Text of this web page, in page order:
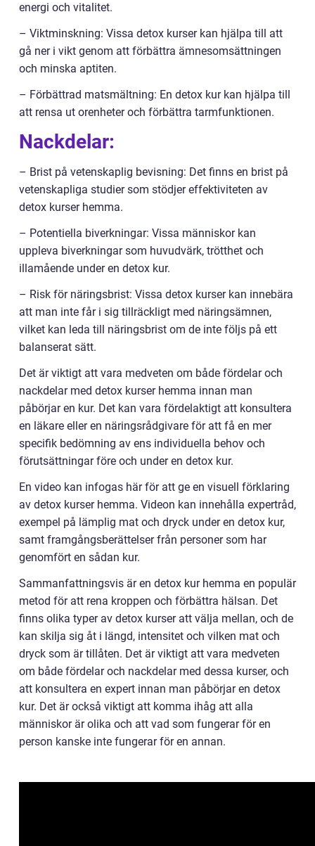
energi och vitalitet.
– Viktminskning: Vissa detox kurser kan hjälpa till att
gå ner i vikt genom att förbättra ämnesomsättningen
och minska aptiten.
– Förbättrad matsmältning: En detox kur kan hjälpa till
att rensa ut orenheter och förbättra tarmfunktionen.
Nackdelar:
– Brist på vetenskaplig bevisning: Det finns en brist på
vetenskapliga studier som stödjer effektiviteten av
detox kurser hemma.
– Potentiella biverkningar: Vissa människor kan
uppleva biverkningar som huvudvärk, trötthet och
illamående under en detox kur.
– Risk för näringsbrist: Vissa detox kurser kan innebära
att man inte får i sig tillräckligt med näringsämnen,
vilket kan leda till näringsbrist om de inte följs på ett
balanserat sätt.
Det är viktigt att vara medveten om både fördelar och
nackdelar med detox kurser hemma innan man
påbörjar en kur. Det kan vara fördelaktigt att konsultera
en läkare eller en näringsrådgivare för att få en mer
specifik bedömning av ens individuella behov och
förutsättningar före och under en detox kur.
En video kan infogas här för att ge en visuell förklaring
av detox kurser hemma. Videon kan innehålla expertråd,
exempel på lämplig mat och dryck under en detox kur,
samt framgångsberättelser från personer som har
genomfört en sådan kur.
Sammanfattningsvis är en detox kur hemma en populär
metod för att rena kroppen och förbättra hälsan. Det
finns olika typer av detox kurser att välja mellan, och de
kan skilja sig åt i längd, intensitet och vilken mat och
dryck som är tillåten. Det är viktigt att vara medveten
om både fördelar och nackdelar med dessa kurser, och
att konsultera en expert innan man påbörjar en detox
kur. Det är också viktigt att komma ihåg att alla
människor är olika och att vad som fungerar för en
person kanske inte fungerar för en annan.